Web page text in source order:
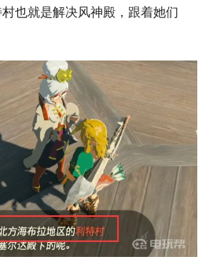
也就是解决风神殿，跟着她们